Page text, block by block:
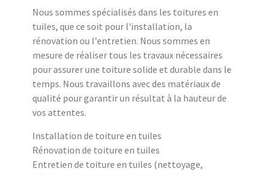
Nous sommes spécialisés dans les toitures en
tuiles, que ce soit pour l'installation, la
rénovation ou l'entretien. Nous sommes en
mesure de réaliser tous les travaux nécessaires
pour assurer une toiture solide et durable dans le
temps. Nous travaillons avec des matériaux de
qualité pour garantir un résultat à la hauteur de
vos attentes.
Installation de toiture en tuiles
Rénovation de toiture en tuiles
Entretien de toiture en tuiles (nettoyage,